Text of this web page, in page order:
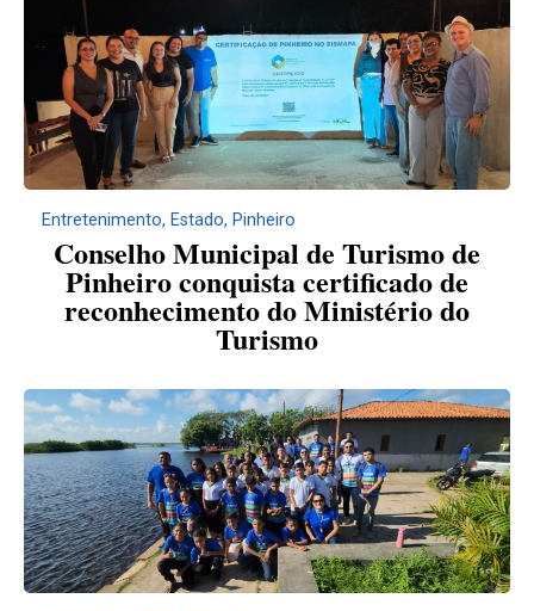
Entretenimento, Estado, Pinheiro
Conselho Municipal de Turismo de
Pinheiro conquista certificado de
reconhecimento do Ministério do
Turismo